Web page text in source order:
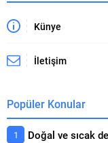
Künye
İletişim
Popüler Konular
Doğal ve sıcak